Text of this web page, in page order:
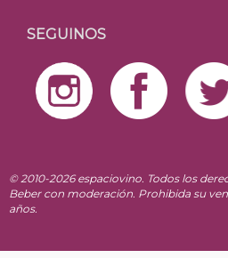
SEGUINOS
© 2010-2026 espaciovino. Todos los
Beber con moderación. Prohibida su
años.